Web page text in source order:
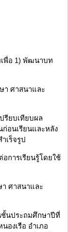
เพื่อ 1) พัฒนาบท
า ศาสนาและ
รียบเทียบผล
ก่อนเรียนและหลัง
เร็จรูป
การเรียนรู้โดยใช้
า ศาสนาและ
ชั้นประถมศึกษาปีที่
องเรือ อำเภอ